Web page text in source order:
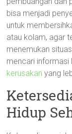
bisa menjadi
untuk
atau kolam, agar
menemukan
mencari informasi
kerusakan yang
Hidup